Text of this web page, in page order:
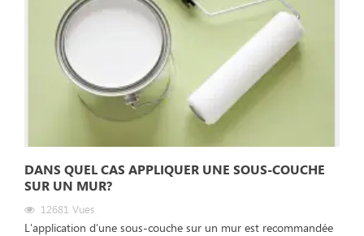
DANS QUEL CAS APPLIQUER UNE SOUS-COUCHE
SUR UN MUR?
12681 Vues
L'application d'une sous-couche sur un mur est recommandée